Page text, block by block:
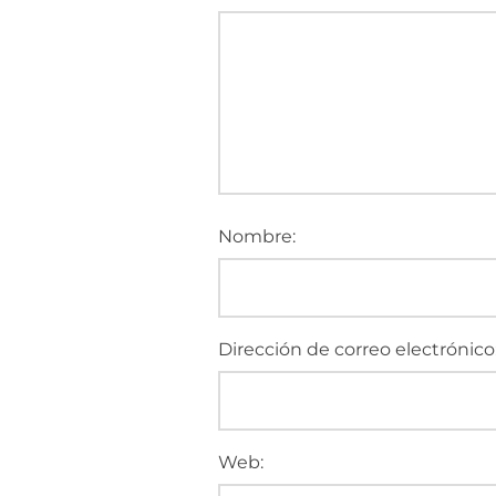
Nombre:
Dirección de correo
Web: